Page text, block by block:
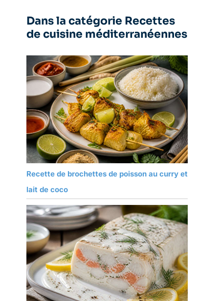
Dans la catégorie Recettes
de cuisine méditerranéennes
Recette de brochettes de poisson au curry et
lait de coco